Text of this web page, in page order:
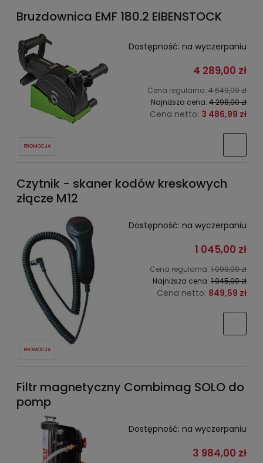
Bruzdownica EMF 180.2 EIBENSTOCK
Dostępność: na wyczerpaniu
4 289,00 zł
Cena regularna: 4 649,00 zł
Najniższa cena: 4 298,00 zł
Cena netto: 3 486,99 zł
PROMOCJA
Czytnik - skaner kodów kreskowych
złącze M12
Dostępność: na wyczerpaniu
1 045,00 zł
Cena regularna: 1 099,00 zł
Najniższa cena: 1 045,00 zł
Cena netto: 849,59 zł
PROMOCJA
Filtr magnetyczny Combimag SOLO do
pomp
Dostępność: na wyczerpaniu
3 984,00 zł